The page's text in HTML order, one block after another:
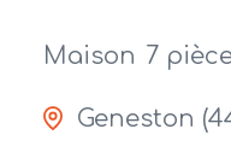
Maison 7
Geneston